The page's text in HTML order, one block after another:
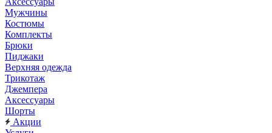
Мужчины
Костюмы
Комплекты
Брюки
Пиджаки
Верхняя одежда
Трикотаж
Джемпера
Аксессуары
Шорты
Акции